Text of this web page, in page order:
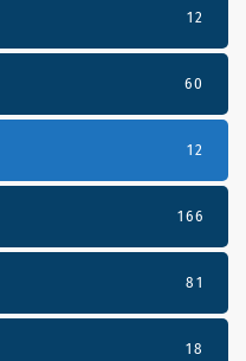
12
60
12
166
81
18